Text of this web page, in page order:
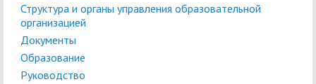
Структура и органы управления образовательной
организацией
Документы
Образование
Руководство